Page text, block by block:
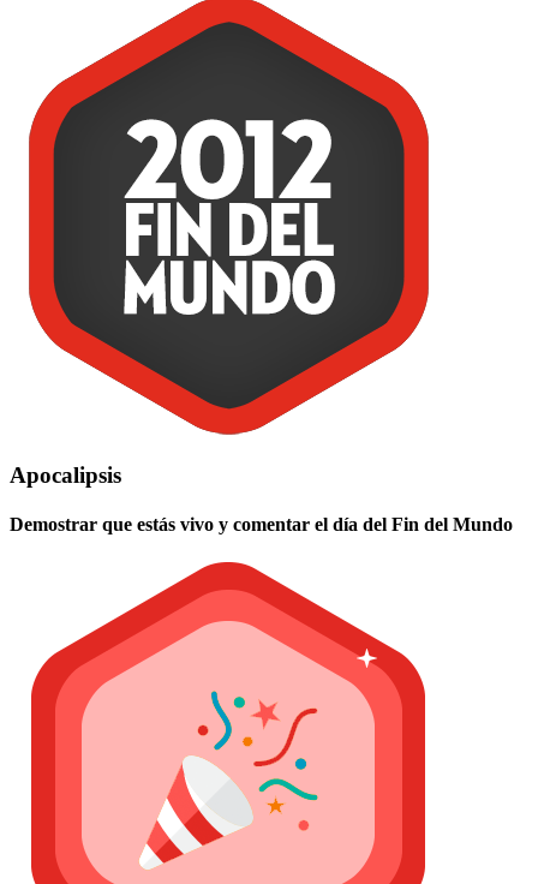
Apocalipsis
Demostrar que estás vivo y comentar el día del Fin del Mundo